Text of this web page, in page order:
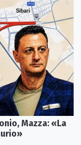
Mazza: «La